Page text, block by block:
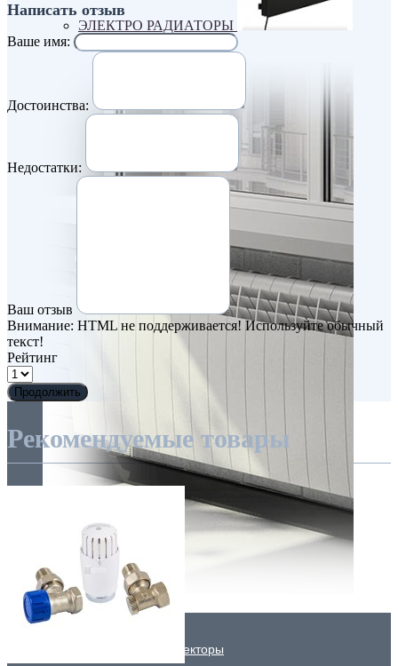
ЭЛЕКТРО РАДИАТОРЫ
Внутрипольные конвекторы
Написать отзыв
Ваше имя:
Достоинства:
Недостатки:
Ваш отзыв
Внимание: HTML не поддерживается! Используйте обычный
текст!
Рейтинг
Продолжить
Рекомендуемые товары